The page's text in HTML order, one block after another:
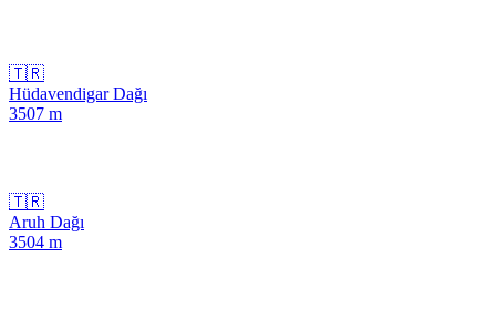
🇹🇷
Hüdavendigar Dağı
3507 m
🇹🇷
Aruh Dağı
3504 m